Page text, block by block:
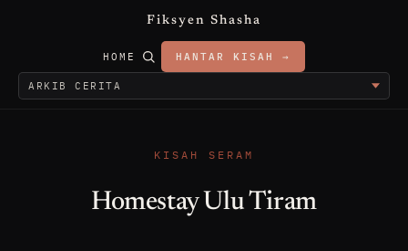
Fiksyen Shasha
HOME HANTAR KISAH →
KISAH SERAM
Homestay Ulu Tiram